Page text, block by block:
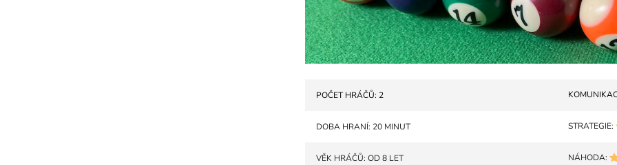
POČET HRÁČŮ: 2
DOBA HRANÍ: 20 MINUT STRATEGIE:
VĚK HRÁČŮ: OD 8 LET NÁHODA: